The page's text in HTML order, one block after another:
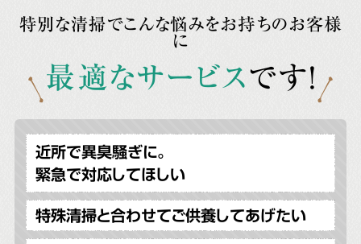
特別な清掃でこんな悩みをお持ちのお客様
に
最適なサービスです!
近所で異臭騒ぎに。
緊急で対応してほしい
特殊清掃と合わせてご供養してあげたい